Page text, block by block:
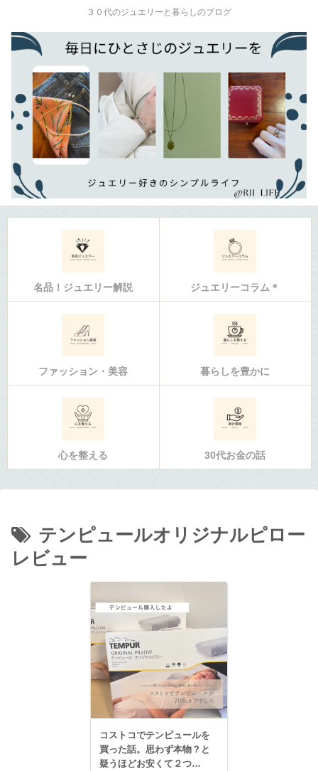
３０代のジュエリーと暮らしのブログ
名品！ジュエリー解説 ジュエリーコラム＊
ファッション・美容 暮らしを豊かに
心を整える 30代お金の話
テンピュールオリジナルピロー
レビュー
コストコでテンピュールを
買った話。思わず本物？と
疑うほどお安くて２つ